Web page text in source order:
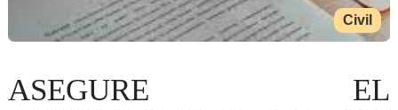
Civil
ASEGURE EL